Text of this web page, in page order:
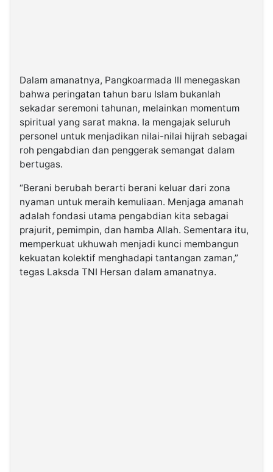
Dalam amanatnya, Pangkoarmada III menegaskan
bahwa peringatan tahun baru Islam bukanlah
sekadar seremoni tahunan, melainkan momentum
spiritual yang sarat makna. Ia mengajak seluruh
personel untuk menjadikan nilai-nilai hijrah sebagai
roh pengabdian dan penggerak semangat dalam
bertugas.
“Berani berubah berarti berani keluar dari zona
nyaman untuk meraih kemuliaan. Menjaga amanah
adalah fondasi utama pengabdian kita sebagai
prajurit, pemimpin, dan hamba Allah. Sementara itu,
memperkuat ukhuwah menjadi kunci membangun
kekuatan kolektif menghadapi tantangan zaman,”
tegas Laksda TNI Hersan dalam amanatnya.